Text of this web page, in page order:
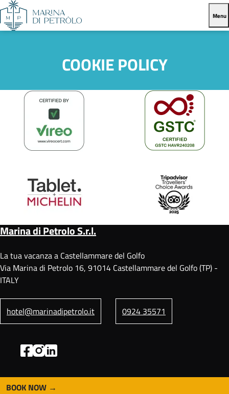
Menu
COOKIE POLICY
Marina di Petrolo S.r.l.
La tua vacanza a Castellammare del Golfo
Via Marina di Petrolo 16, 91014 Castellammare del Golfo (TP) -
ITALY
hotel@marinadipetrolo.it 0924 35571
BOOK NOW